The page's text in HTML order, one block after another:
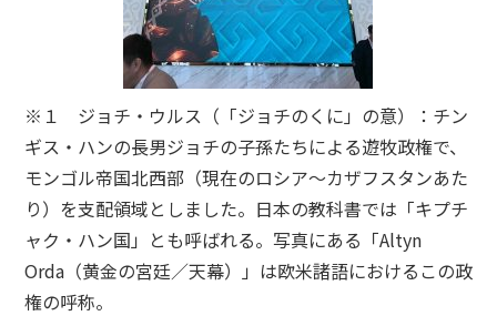
※１ ジョチ・ウルス（「ジョチのくに」の意）：チン
ギス・ハンの長男ジョチの子孫たちによる遊牧政権で、
モンゴル帝国北西部（現在のロシア～カザフスタンあた
り）を支配領域としました。日本の教科書では「キプチ
ャク・ハン国」とも呼ばれる。写真にある「Altyn
Orda（黄金の宮廷／天幕）」は欧米諸語におけるこの政
権の呼称。